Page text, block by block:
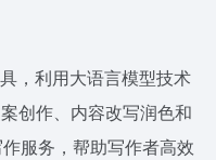
，利用大语言模型技术
创作、内容改写润色和
服务，帮助写作者高效